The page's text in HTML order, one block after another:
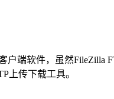
户端软件，虽然
上传下载工具。